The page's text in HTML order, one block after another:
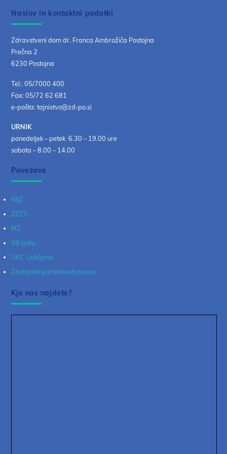
Naslov in kontaktni podatki
Zdravstveni dom dr. Franca Ambrožiča Postojna
Prečna 2
6230 Postojna
Tel.: 05/7000 400
Fax: 05/72 62 681
e-pošta: tajnistvo@zd-po.si
URNIK
ponedeljek – petek 6.30 – 19.00 ure
sobota – 8.00 – 14.00
Povezave
NIJZ
ZZZS
MZ
SB Izola
UKC Ljubljana
Zastopnik pacientovih pravic
Kje nas najdete?